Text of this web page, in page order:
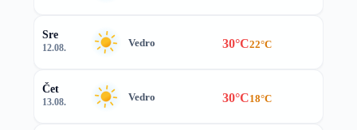
Sre
12.08. Vedro 30°C22°C
Čet
13.08. Vedro 30°C18°C